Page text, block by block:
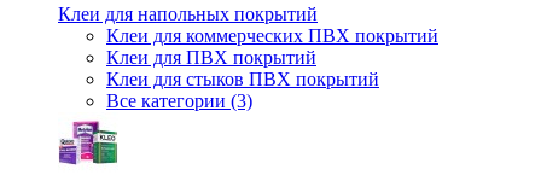
Клеи для напольных покрытий
Клеи для коммерческих ПВХ покрытий
Клеи для ПВХ покрытий
Клеи для стыков ПВХ покрытий
Все категории (3)